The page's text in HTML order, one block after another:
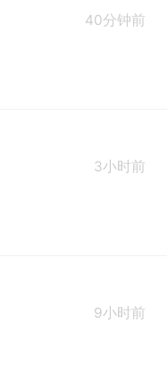
40分钟前
3小时前
9小时前